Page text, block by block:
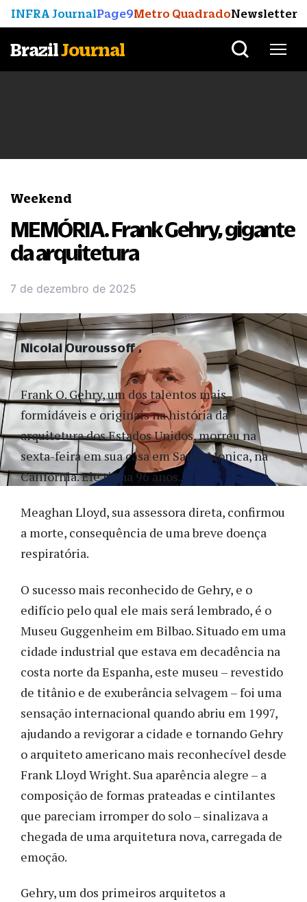
INFRA JournalPage9Metro QuadradoNewsletter
BrazilJournal
Weekend
MEMÓRIA. Frank Gehry, gigante
da arquitetura
7 de dezembro de 2025
Frank O. Gehry, um dos talentos mais
formidáveis e originais na história da
arquitetura dos Estados Unidos, morreu na
sexta-feira em sua casa em Santa Monica, na
Califórnia. Ele tinha 96 anos.
Meaghan Lloyd, sua assessora direta, confirmou
a morte, consequência de uma breve doença
respiratória.
O sucesso mais reconhecido de Gehry, e o
edifício pelo qual ele mais será lembrado, é o
Museu Guggenheim em Bilbao. Situado em uma
cidade industrial que estava em decadência na
costa norte da Espanha, este museu – revestido
de titânio e de exuberância selvagem – foi uma
sensação internacional quando abriu em 1997,
ajudando a revigorar a cidade e tornando Gehry
o arquiteto americano mais reconhecível desde
Frank Lloyd Wright. Sua aparência alegre – a
composição de formas prateadas e cintilantes
que pareciam irromper do solo – sinalizava a
chegada de uma arquitetura nova, carregada de
emoção.
Gehry, um dos primeiros arquitetos a
Nicolai Ouroussoff